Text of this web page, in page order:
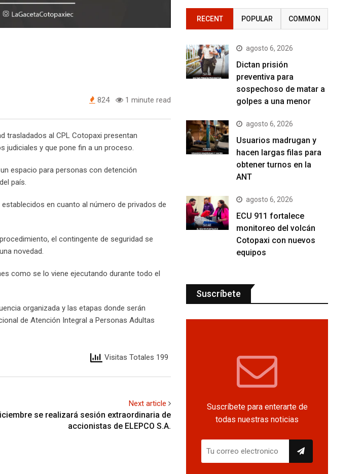
824 1 minute read
trasladados al CPL Cotopaxi presentan
judiciales y que pone fin a un proceso.
espacio para personas con detención
país.
en cuanto al número de privados de
el contingente de seguridad se
novedad.
como se lo viene ejecutando durante todo el
organizada y las etapas donde serán
de Atención Integral a Personas Adultas
Visitas Totales 199
Next article
se realizará sesión extraordinaria de
accionistas de ELEPCO S.A.
RECENT POPULAR COMMON
agosto 6, 2026
Dictan prisión
preventiva para
sospechoso de matar a
golpes a una menor
agosto 6, 2026
Usuarios madrugan y
hacen largas filas para
obtener turnos en la
ANT
agosto 6, 2026
ECU 911 fortalece
monitoreo del volcán
Cotopaxi con nuevos
equipos
Suscríbete
Suscríbete para enterarte de
todas nuestras noticias